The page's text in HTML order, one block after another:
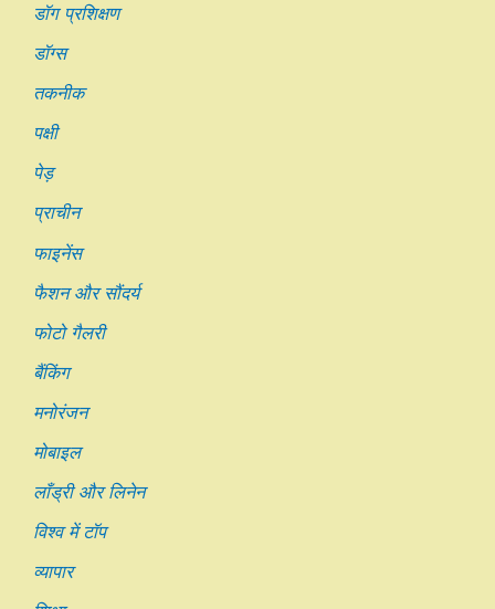
डॉग प्रशिक्षण
डॉग्स
तकनीक
पक्षी
पेड़
प्राचीन
फाइनेंस
फैशन और सौंदर्य
फोटो गैलरी
बैंकिंग
मनोरंजन
मोबाइल
लाँड्री और लिनेन
विश्व में टॉप
व्यापार